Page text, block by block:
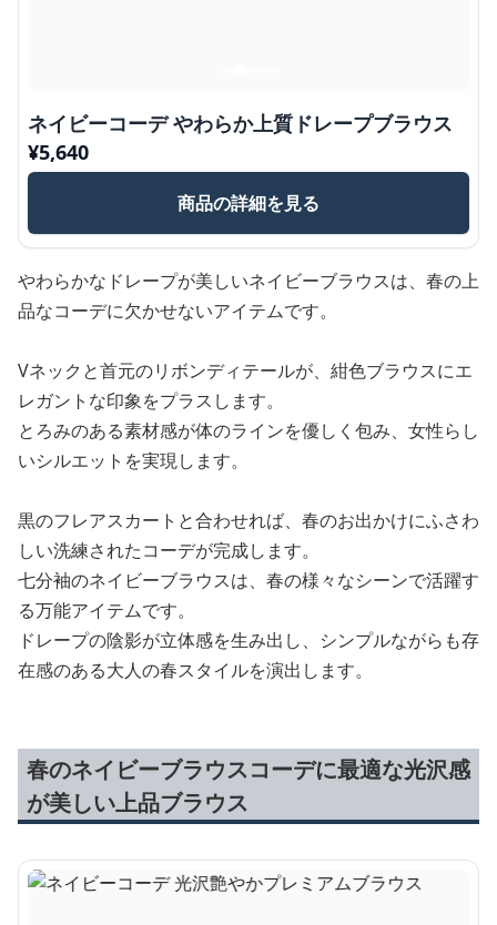
ネイビーコーデ やわらか上質ドレープブラウス
¥5,640
商品の詳細を見る
やわらかなドレープが美しいネイビーブラウスは、春の上
品なコーデに欠かせないアイテムです。
Vネックと首元のリボンディテールが、紺色ブラウスにエ
レガントな印象をプラスします。
とろみのある素材感が体のラインを優しく包み、女性らし
いシルエットを実現します。
黒のフレアスカートと合わせれば、春のお出かけにふさわ
しい洗練されたコーデが完成します。
七分袖のネイビーブラウスは、春の様々なシーンで活躍す
る万能アイテムです。
ドレープの陰影が立体感を生み出し、シンプルながらも存
在感のある大人の春スタイルを演出します。
春のネイビーブラウスコーデに最適な光沢感
が美しい上品ブラウス